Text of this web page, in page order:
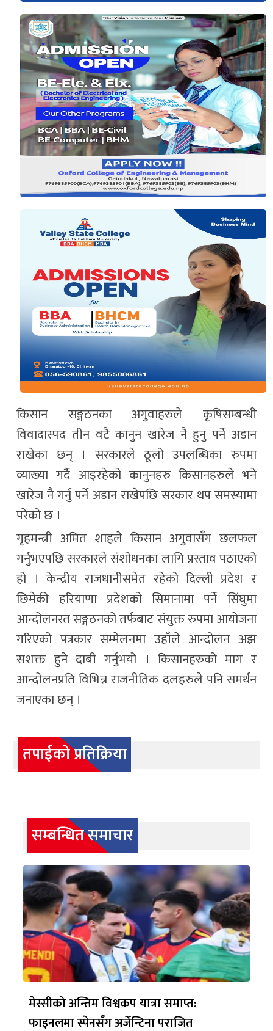
किसान सङ्गठनका अगुवाहरुले कृषिसम्बन्धी
विवादास्पद तीन वटै कानुन खारेज नै हुनु पर्ने अडान
राखेका छन् । सरकारले ठूलो उपलब्धिका रुपमा
व्याख्या गर्दै आइरहेको कानुनहरु किसानहरुले भने
खारेज नै गर्नु पर्ने अडान राखेपछि सरकार थप समस्यामा
परेको छ ।
गृहमन्त्री अमित शाहले किसान अगुवासँग छलफल
गर्नुभएपछि सरकारले संशोधनका लागि प्रस्ताव पठाएको
हो । केन्द्रीय राजधानीसमेत रहेको दिल्ली प्रदेश र
छिमेकी हरियाणा प्रदेशको सिमानामा पर्ने सिंघुमा
आन्दोलनरत सङ्गठनको तर्फबाट संयुक्त रुपमा आयोजना
गरिएको पत्रकार सम्मेलनमा उहाँले आन्दोलन अझ
सशक्त हुने दाबी गर्नुभयो । किसानहरुको माग र
आन्दोलनप्रति विभिन्न राजनीतिक दलहरुले पनि समर्थन
जनाएका छन् ।
तपाईको प्रतिक्रिया
सम्बन्धित समाचार
मेस्सीको अन्तिम विश्वकप यात्रा समाप्त:
फाइनलमा स्पेनसँग अर्जेन्टिना पराजित